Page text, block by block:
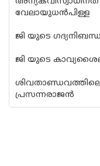
വേലായുധൻപിള്ള
ജി യുടെ
ജി യുടെ
പ്രസന്നരാജൻ